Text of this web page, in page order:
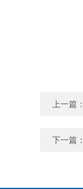
上一篇
下一篇